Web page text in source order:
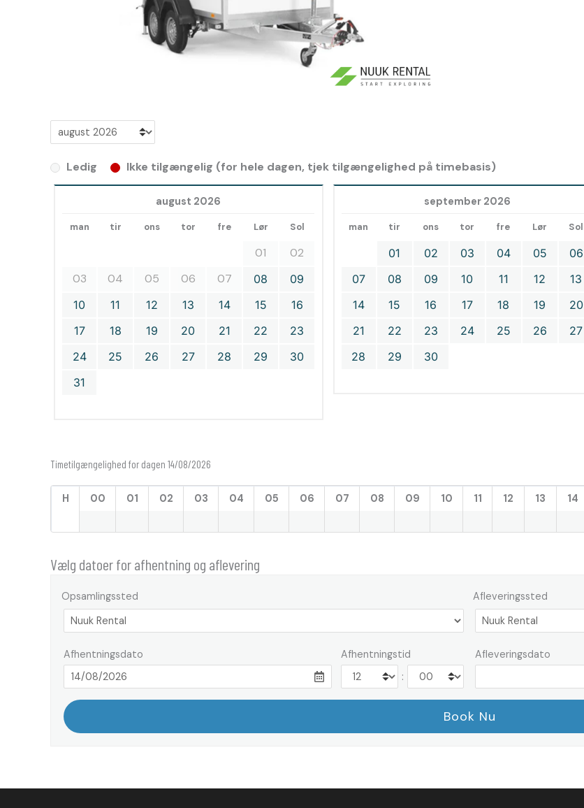
Ledig Ikke tilgængelig (for hele dagen, tjek tilgængelighed på timebasis)
august 2026
man tir ons tor fre Lør Sol
01
02
03
04 05 06 07 08
09
10
11 12 13 14 15
16
17
18 19 20 21 22
23
24
25 26 27 28 29
30
31
september 2026
man tir ons tor fre Lør Sol
01 02 03 04 05
06
07
08 09 10 11 12
13
14
15 16 17 18 19
20
21
22 23 24 25 26
27
28
29 30
Timetilgængelighed for dagen 14/08/2026
H 00 01 02 03 04 05 06 07 08 09 10 11 12 13 14
Vælg datoer for afhentning og aflevering
Opsamlingssted Afleveringssted
Afhentningsdato Afhentningstid
:
Afleveringsdato